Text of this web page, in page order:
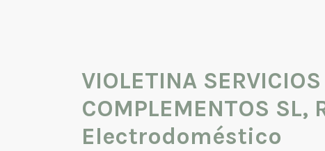
VIOLETINA
COMPLEMENTOS
Electrodoméstico